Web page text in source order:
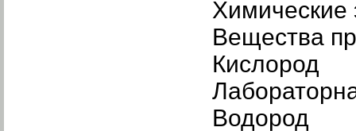
Вещества
Кислород
Водород